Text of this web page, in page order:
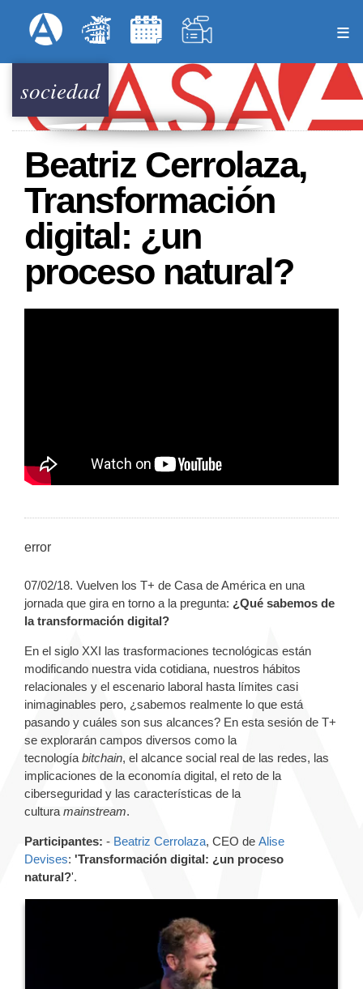
al
principal
Menú Superior
sociedad
Beatriz Cerrolaza,
Transformación
digital: ¿un
proceso natural?
error
07/02/18. Vuelven los T+ de Casa de América en una
jornada que gira en torno a la pregunta: ¿Qué sabemos de
la transformación digital?
En el siglo XXI las trasformaciones tecnológicas están
modificando nuestra vida cotidiana, nuestros hábitos
relacionales y el escenario laboral hasta límites casi
inimaginables pero, ¿sabemos realmente lo que está
pasando y cuáles son sus alcances? En esta sesión de T+
se explorarán campos diversos como la
tecnología bitchain, el alcance social real de las redes, las
implicaciones de la economía digital, el reto de la
ciberseguridad y las características de la
cultura mainstream.
Participantes: - Beatriz Cerrolaza, CEO de Alise
Devises: 'Transformación digital: ¿un proceso
natural?'.